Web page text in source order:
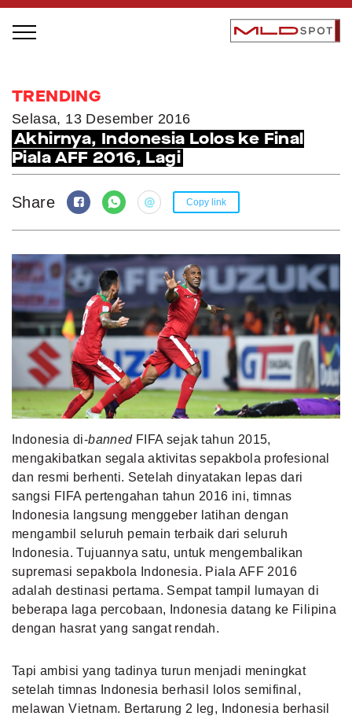
LOCAL GREATNESS
INSPIRING PEOPLE
INSPIRING PRODUCTS
INSPIRING PLACES
INSPIRING COMMUNITIES
TRENDING
EVENTS
MLDPODCAST
VIDEOS
MLDPOINTS
TRENDING
Selasa, 13 Desember 2016
Akhirnya, Indonesia Lolos ke Final
Piala AFF 2016, Lagi
Share Copy link
Indonesia di-bannedFIFA sejak tahun 2015,
mengakibatkan segala aktivitas sepakbola profesional
dan resmi berhenti. Setelah dinyatakan lepas dari
sangsi FIFA pertengahan tahun 2016 ini, timnas
Indonesia langsung menggeber latihan dengan
mengambil seluruh pemain terbaik dari seluruh
Indonesia. Tujuannya satu, untuk mengembalikan
supremasi sepakbola Indonesia. Piala AFF 2016
adalah destinasi pertama. Sempat tampil lumayan di
beberapa laga percobaan, Indonesia datang ke Filipina
dengan hasrat yang sangat rendah.
Tapi ambisi yang tadinya turun menjadi meningkat
setelah timnas Indonesia berhasil lolos semifinal,
melawan Vietnam. Bertarung 2 leg, Indonesia berhasil